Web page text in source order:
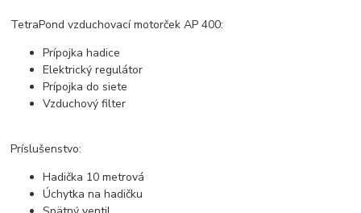
TetraPond vzduchovací motorček AP 400:
Prípojka hadice
Elektrický regulátor
Prípojka do siete
Vzduchový filter
Príslušenstvo:
Hadička 10 metrová
Úchytka na hadičku